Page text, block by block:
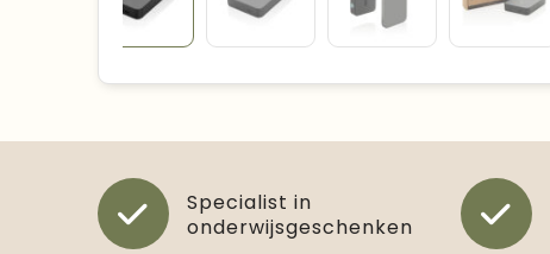
Specialist in
onderwijsgeschenken